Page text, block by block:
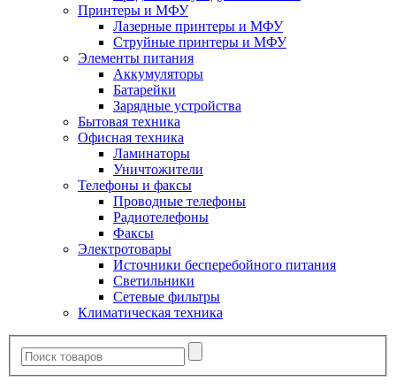
Принтеры и МФУ
Лазерные принтеры и МФУ
Струйные принтеры и МФУ
Элементы питания
Аккумуляторы
Батарейки
Зарядные устройства
Бытовая техника
Офисная техника
Ламинаторы
Уничтожители
Телефоны и факсы
Проводные телефоны
Радиотелефоны
Факсы
Электротовары
Источники бесперебойного питания
Светильники
Сетевые фильтры
Климатическая техника